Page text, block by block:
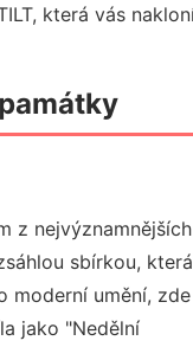
která vás
z nejvýznamnějších
sbírkou, která
moderní umění, zde
jako "Nedělní